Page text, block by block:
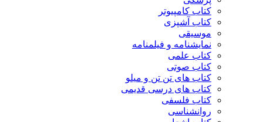
کتاب کامپیوتر
کتاب آشپزی
موسیقی
نمایشنامه و فیلمنامه
کتاب علمی
کتاب صوتی
کتاب های تن تن و میلو
کتاب های درسی قدیمی
کتاب فلسفی
روانشناسی